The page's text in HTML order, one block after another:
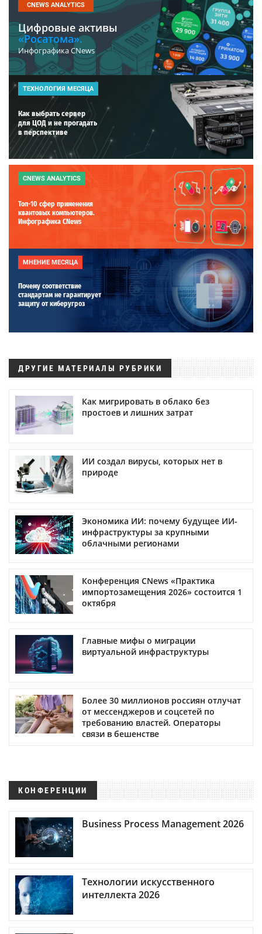
CNEWS ANALYTICS
Цифровые активы
«Росатома».
Инфографика CNews
ТЕХНОЛОГИЯ МЕСЯЦА
Как выбрать сервер
для ЦОД и не прогадать
в перспективе
CNEWS ANALYTICS
Топ-10 сфер применения
квантовых компьютеров.
Инфографика CNews
МНЕНИЕ МЕСЯЦА
Почему соответствие
стандартам не гарантирует
защиту от киберугроз
ДРУГИЕ МАТЕРИАЛЫ РУБРИКИ
Как мигрировать в облако без
простоев и лишних затрат
ИИ создал вирусы, которых нет в
природе
Экономика ИИ: почему будущее ИИ-
инфраструктуры за крупными
облачными регионами
Конференция CNews «Практика
импортозамещения 2026» состоится 1
октября
Главные мифы о миграции
виртуальной инфраструктуры
Более 30 миллионов россиян отлучат
от мессенджеров и соцсетей по
требованию властей. Операторы
связи в бешенстве
КОНФЕРЕНЦИИ
Business Process Management 2026
Технологии искусственного
интеллекта 2026